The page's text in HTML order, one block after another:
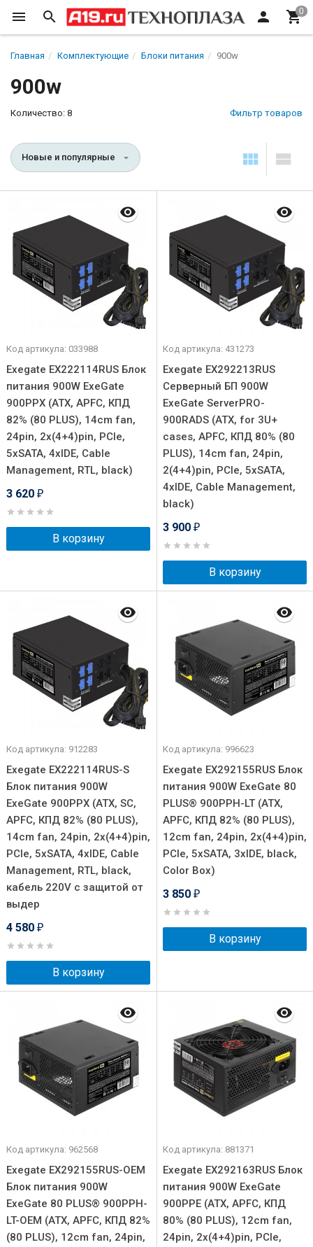
Главная Комплектующие Блоки питания 900w
900w
Количество: 8 Фильтр товаров
Новые и популярные
Код артикула: 033988
Exegate EX222114RUS Блок
питания 900W ExeGate
900PPX (ATX, APFC, КПД
82% (80 PLUS), 14cm fan,
24pin, 2x(4+4)pin, PCIe,
5xSATA, 4xIDE, Cable
Management, RTL, black)
3 620 ₽
В корзину
Код артикула: 431273
Exegate EX292213RUS
Серверный БП 900W
ExeGate ServerPRO-
900RADS (ATX, for 3U+
cases, APFC, КПД 80% (80
PLUS), 14cm fan, 24pin,
2(4+4)pin, PCIe, 5xSATA,
4xIDE, Cable Management,
black)
3 900 ₽
В корзину
Код артикула: 912283
Exegate EX222114RUS-S
Блок питания 900W
ExeGate 900PPX (ATX, SC,
APFC, КПД 82% (80 PLUS),
14cm fan, 24pin, 2x(4+4)pin,
PCIe, 5xSATA, 4xIDE, Cable
Management, RTL, black,
кабель 220V с защитой от
выдер
4 580 ₽
В корзину
Код артикула: 996623
Exegate EX292155RUS Блок
питания 900W ExeGate 80
PLUS® 900PPH-LT (ATX,
APFC, КПД 82% (80 PLUS),
12cm fan, 24pin, 2x(4+4)pin,
PCIe, 5xSATA, 3xIDE, black,
Color Box)
3 850 ₽
В корзину
Код артикула: 962568
Exegate EX292155RUS-OEM
Блок питания 900W
ExeGate 80 PLUS® 900PPH-
LT-OEM (ATX, APFC, КПД 82%
(80 PLUS), 12cm fan, 24pin,
Код артикула: 881371
Exegate EX292163RUS Блок
питания 900W ExeGate
900PPE (ATX, APFC, КПД
80% (80 PLUS), 12cm fan,
24pin, 2x(4+4)pin, PCIe,